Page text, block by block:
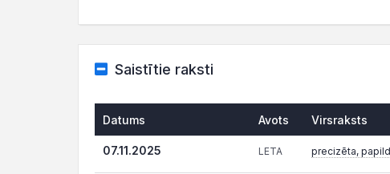
Saistītie raksti
Datums Avots Virsraksts
07.11.2025 LETA precizēta,